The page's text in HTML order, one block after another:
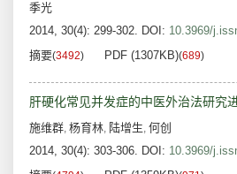
季光
2014, 30(4): 299-302. DOI: 10.3969/
摘要(3492) PDF (1307KB)(689)
肝硬化常见并发症的中医外治法研究
施维群, 杨育林, 陆增生, 何创
2014, 30(4): 303-306. DOI: 10.3969/